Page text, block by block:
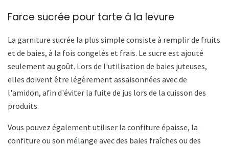
Farce sucrée pour tarte à la levure
La garniture sucrée la plus simple consiste à remplir de fruits
et de baies, à la fois congelés et frais. Le sucre est ajouté
seulement au goût. Lors de l'utilisation de baies juteuses,
elles doivent être légèrement assaisonnées avec de
l'amidon, afin d'éviter la fuite de jus lors de la cuisson des
produits.
Vous pouvez également utiliser la confiture épaisse, la
confiture ou son mélange avec des baies fraîches ou des